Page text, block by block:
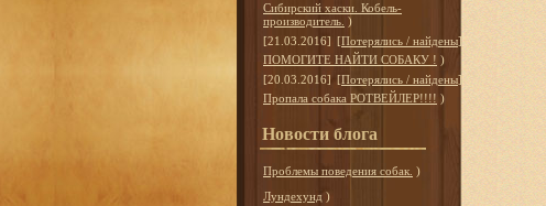
Сибирский хаски. Кобель-
производитель. )
[21.03.2016] [Потерялись / найдены]
ПОМОГИТЕ НАЙТИ СОБАКУ ! )
[20.03.2016] [Потерялись / найдены]
Пропала собака РОТВЕЙЛЕР!!!! )
Новости блога
Проблемы поведения собак. )
Лундехунд )